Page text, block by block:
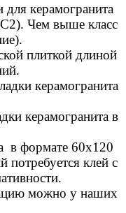
для керамогранита
Чем выше класс
плиткой длиной
керамогранита
керамогранита в
в формате 60х120
клей с
можно у наших